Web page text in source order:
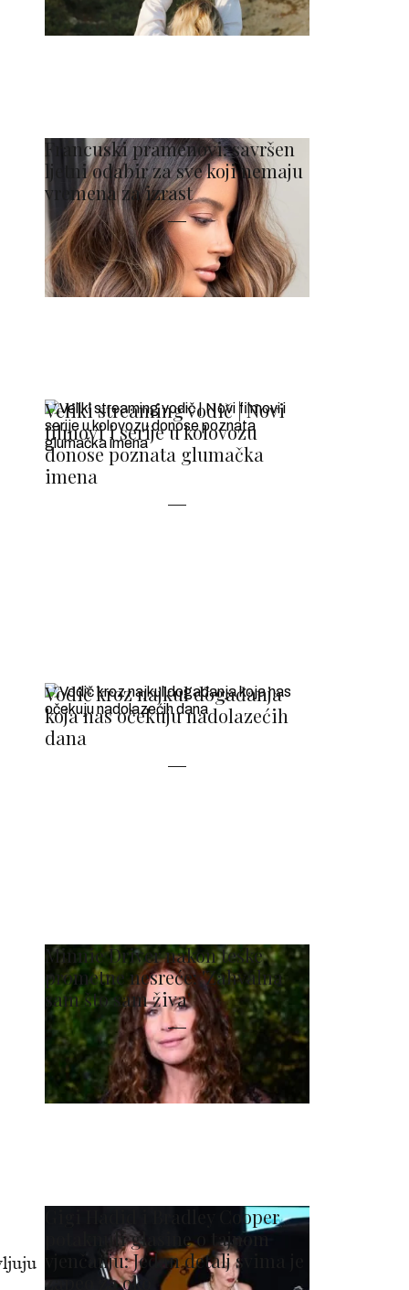
Francuski pramenovi: savršen
ljetni odabir za sve koji nemaju
vremena za izrast
Veliki streaming vodič | Novi
filmovi i serije u kolovozu
donose poznata glumačka
imena
Vodič kroz najkul događanja
koja nas očekuju nadolazećih
dana
Minnie Driver nakon teške
prometne nesreće: 'Zahvalna
sam što sam živa'
Gigi Hadid i Bradley Cooper
potaknuli glasine o tajnom
vjenčanju: Jedan detalj svima je
zapeo za oko